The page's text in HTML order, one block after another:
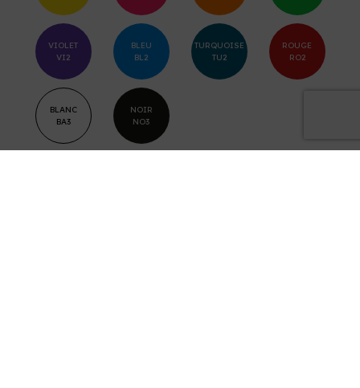
VIOLET
VI2
BLEU
BL2
TURQUOISE
TU2
ROUGE
RO2
BLANC
BA3
NOIR
NO3